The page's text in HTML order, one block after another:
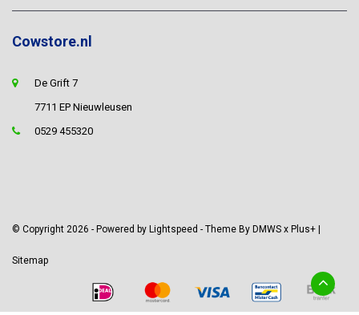
Cowstore.nl
De Grift 7
7711 EP Nieuwleusen
0529 455320
© Copyright 2026 - Powered by Lightspeed - Theme By DMWS x Plus+ |
Sitemap